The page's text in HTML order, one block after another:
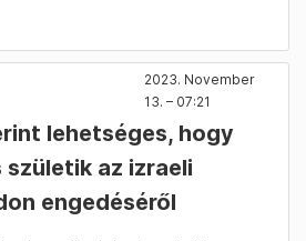
2023. November
13. – 07:21
lehetséges, hogy
születik az izraeli
engedéséről